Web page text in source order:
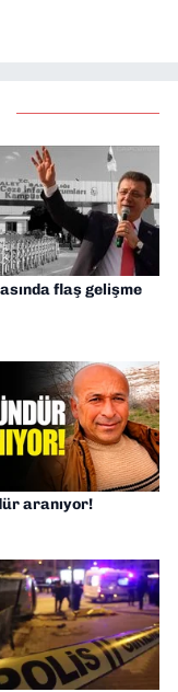
ve spor
Ayrıca Yeni
flaş gelişme
aranıyor!